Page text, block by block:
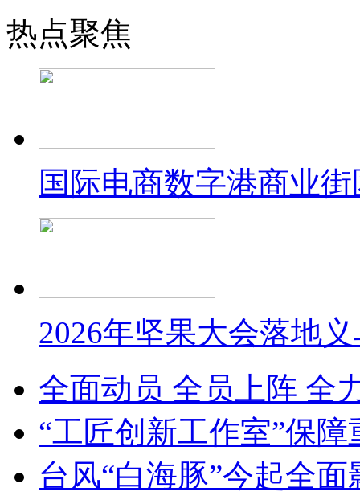
热点聚焦
国际电商数字港商业
2026年坚果大会落地
全面动员 全员上阵 全
“工匠创新工作室”保
台风“白海豚”今起全面